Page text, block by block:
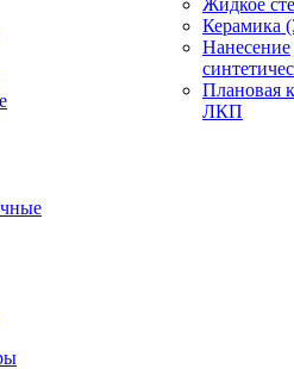
Жидкое
Керамика
Нанесение
Плановая
ЛКП